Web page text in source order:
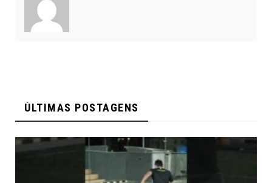
ÚLTIMAS POSTAGENS